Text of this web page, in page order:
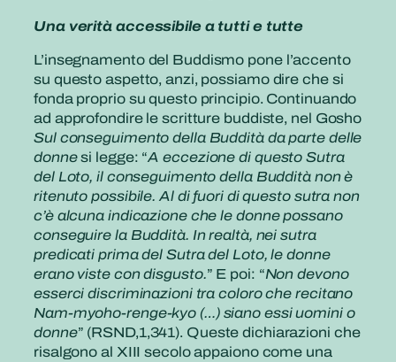
Una verità accessibile a tutti e tutte
L’insegnamento del Buddismo pone l’accento
su questo aspetto, anzi, possiamo dire che si
fonda proprio su questo principio. Continuando
ad approfondire le scritture buddiste, nel Gosho
Sul conseguimento della Buddità da parte delle
donnesi legge: “A eccezione di questo Sutra
del Loto, il conseguimento della Buddità non è
ritenuto possibile. Al di fuori di questo sutra non
c’è alcuna indicazione che le donne possano
conseguire la Buddità. In realtà, nei sutra
predicati prima del Sutra del Loto, le donne
erano viste con disgusto.” E poi: “Non devono
esserci discriminazioni tra coloro che recitano
Nam-myoho-renge-kyo (…) siano essi uomini o
donne” (RSND,1,341). Queste dichiarazioni che
risalgono al XIII secolo appaiono come una